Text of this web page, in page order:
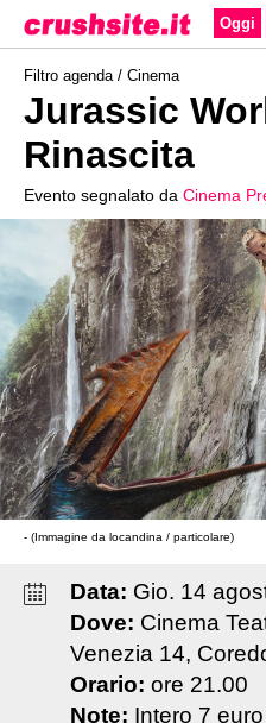
Oggi
Filtro agenda / Cinema
Jurassic
Rinascita
Evento segnalato da Cinema
- (Immagine da locandina / particolare)
Data: Gio. 14
Dove: Cinema
Venezia 14,
Orario: ore 21.00
Note: Intero 7